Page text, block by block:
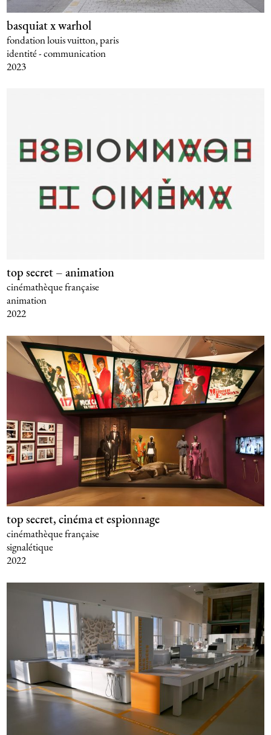
basquiat x warhol
fondation louis vuitton, paris
identité - communication
2023
top secret – animation
cinémathèque française
animation
2022
top secret, cinéma et espionnage
cinémathèque française
signalétique
2022